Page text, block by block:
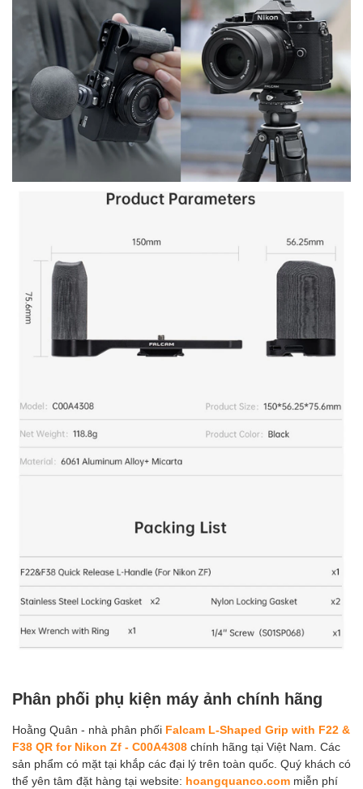
Phân phối phụ kiện máy ảnh chính hãng
Hoằng Quân - nhà phân phối Falcam L-Shaped Grip with F22 &
F38 QR for Nikon Zf - C00A4308 chính hãng tại Việt Nam. Các
sản phẩm có mặt tại khắp các đại lý trên toàn quốc. Quý khách có
thể yên tâm đặt hàng tại website: hoangquanco.com miễn phí